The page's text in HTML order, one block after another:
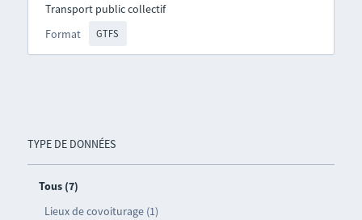
TYPE DE DONNÉES
Tous (7)
Lieux de covoiturage (1)
Format GTFS
Transport public collectif